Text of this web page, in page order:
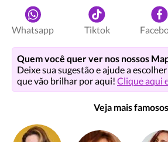
Whatsapp Tiktok
Quem você quer ver nos nossos
Deixe sua sugestão e ajude a
que vão brilhar por aqui! Clique aqui
Veja mais famosos